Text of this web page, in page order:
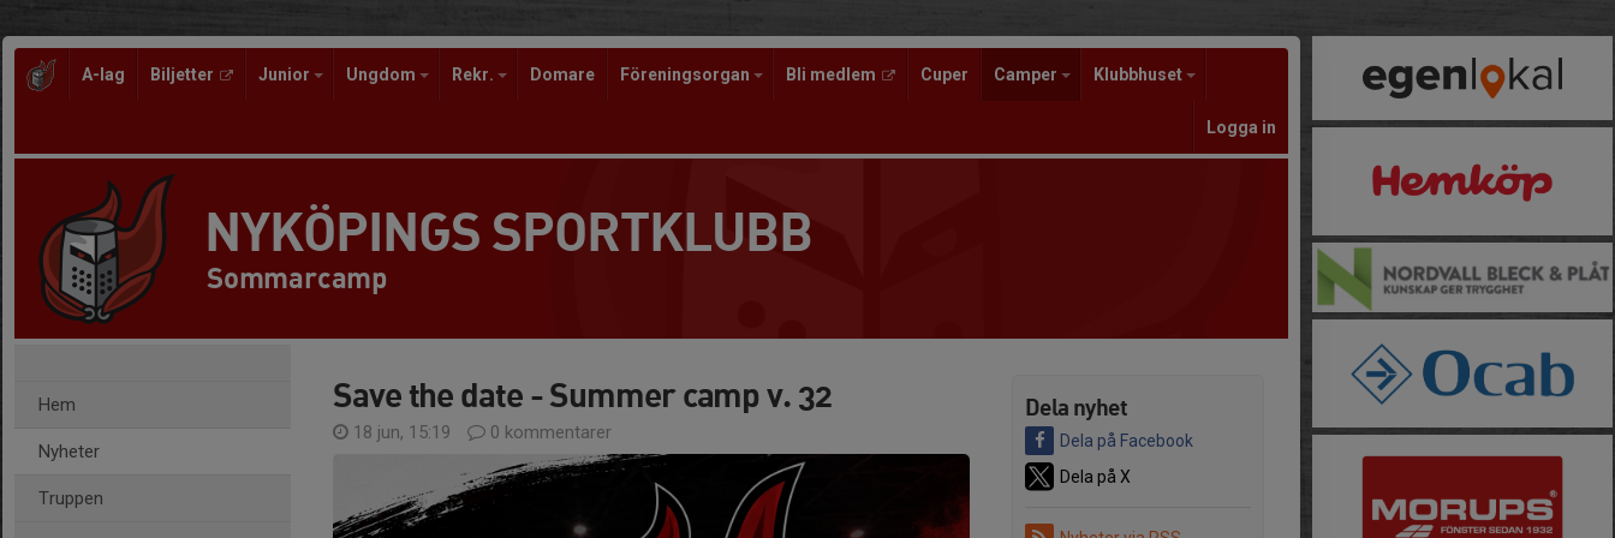
A-lag Biljetter Junior Ungdom Rekr. Domare Föreningsorgan Bli medlem Cuper Camper Klubbhuset
Logga in
NYKÖPINGS SPORTKLUBB
Sommarcamp
Hem
Nyheter
Truppen
Dela nyhet
Dela på Facebook
Dela på X
Save the date - Summer camp v. 32
18 jun, 15:19 0 kommentarer